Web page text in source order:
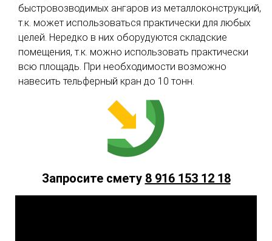
быстровозводимых ангаров из металлоконструкций,
т.к. может использоваться практически для любых
целей. Нередко в них оборудуются складские
помещения, т.к. можно использовать практически
всю площадь. При необходимости возможно
навесить тельферный кран до 10 тонн.
Запросите смету 8 916 153 12 18